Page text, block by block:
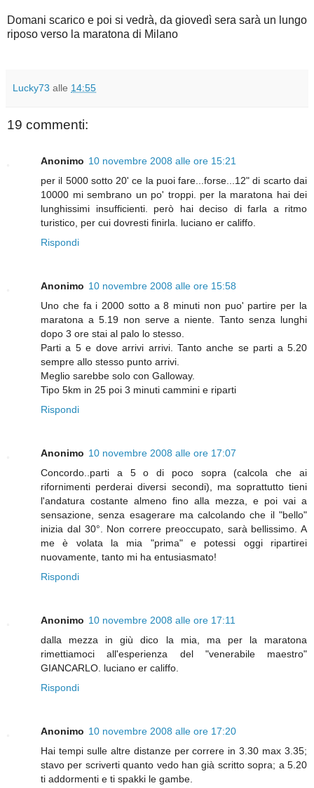
Domani scarico e poi si vedrà, da giovedì sera sarà un lungo
riposo verso la maratona di Milano
Lucky73 alle 14:55
19 commenti:
Anonimo 10 novembre 2008 alle ore 15:21
per il 5000 sotto 20' ce la puoi fare...forse...12" di scarto dai
10000 mi sembrano un po' troppi. per la maratona hai dei
lunghissimi insufficienti. però hai deciso di farla a ritmo
turistico, per cui dovresti finirla. luciano er califfo.
Rispondi
Anonimo 10 novembre 2008 alle ore 15:58
Uno che fa i 2000 sotto a 8 minuti non puo' partire per la
maratona a 5.19 non serve a niente. Tanto senza lunghi
dopo 3 ore stai al palo lo stesso.
Parti a 5 e dove arrivi arrivi. Tanto anche se parti a 5.20
sempre allo stesso punto arrivi.
Meglio sarebbe solo con Galloway.
Tipo 5km in 25 poi 3 minuti cammini e riparti
Rispondi
Anonimo 10 novembre 2008 alle ore 17:07
Concordo..parti a 5 o di poco sopra (calcola che ai
rifornimenti perderai diversi secondi), ma soprattutto tieni
l'andatura costante almeno fino alla mezza, e poi vai a
sensazione, senza esagerare ma calcolando che il "bello"
inizia dal 30°. Non correre preoccupato, sarà bellissimo. A
me è volata la mia "prima" e potessi oggi ripartirei
nuovamente, tanto mi ha entusiasmato!
Rispondi
Anonimo 10 novembre 2008 alle ore 17:11
dalla mezza in giù dico la mia, ma per la maratona
rimettiamoci all'esperienza del "venerabile maestro"
GIANCARLO. luciano er califfo.
Rispondi
Anonimo 10 novembre 2008 alle ore 17:20
Hai tempi sulle altre distanze per correre in 3.30 max 3.35;
stavo per scriverti quanto vedo han già scritto sopra; a 5.20
ti addormenti e ti spakki le gambe.